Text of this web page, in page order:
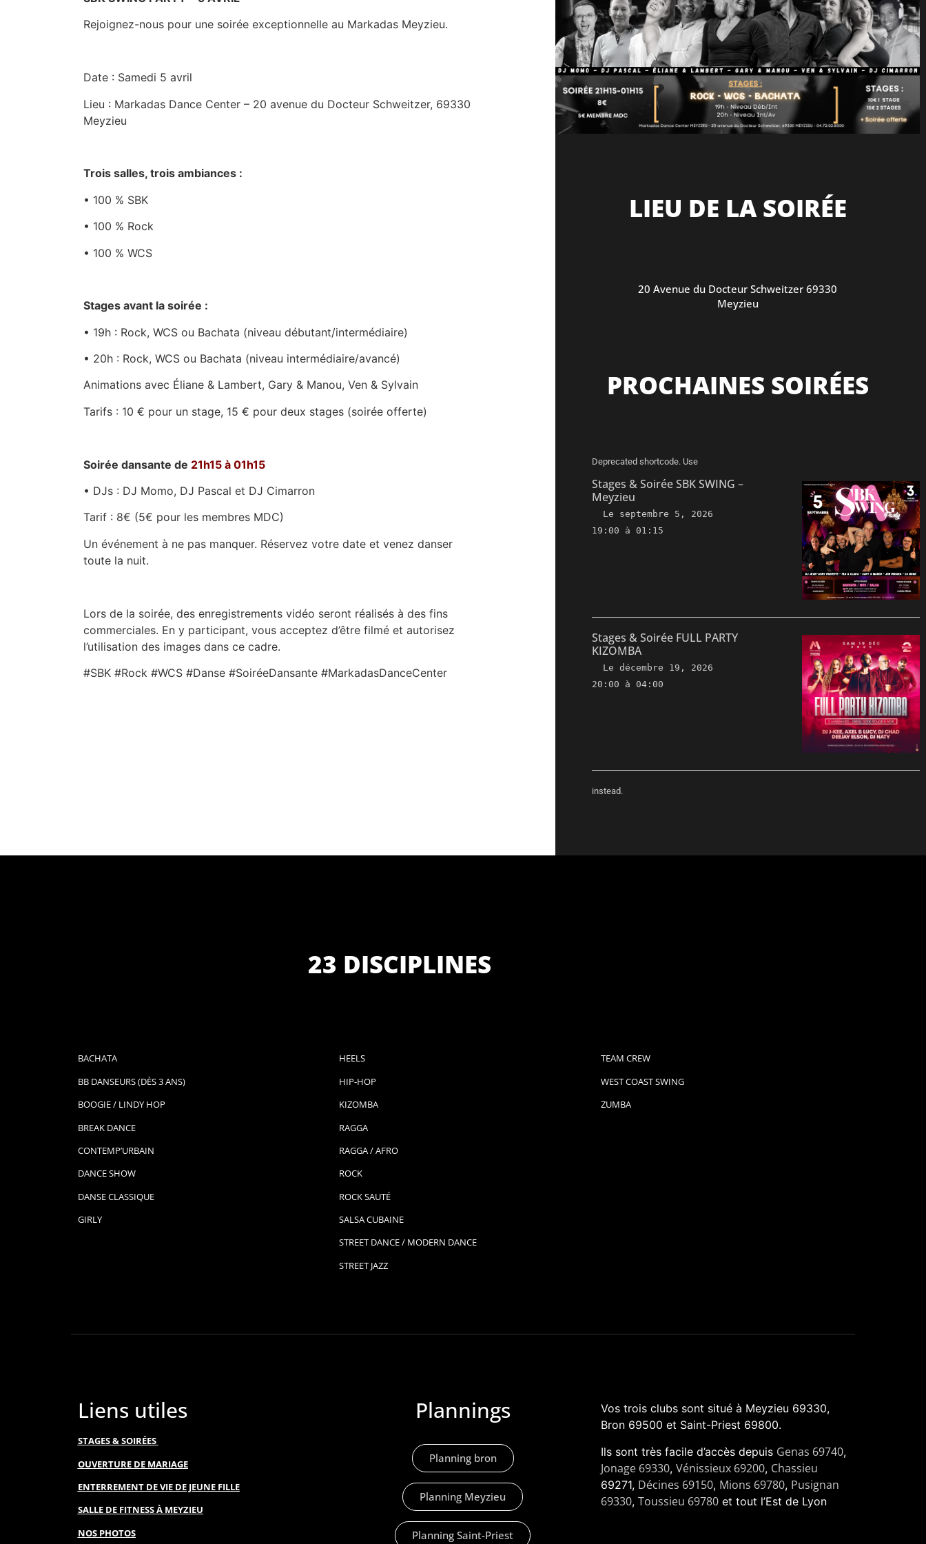
Rejoignez-nous pour une soirée exceptionnelle au Markadas Meyzieu.
Date : Samedi 5 avril
Lieu : Markadas Dance Center – 20 avenue du Docteur Schweitzer, 69330
Meyzieu
Trois salles, trois ambiances :
• 100 % SBK
• 100 % Rock
• 100 % WCS
Stages avant la soirée :
• 19h : Rock, WCS ou Bachata (niveau débutant/intermédiaire)
• 20h : Rock, WCS ou Bachata (niveau intermédiaire/avancé)
Animations avec Éliane & Lambert, Gary & Manou, Ven & Sylvain
Tarifs : 10 € pour un stage, 15 € pour deux stages (soirée offerte)
Soirée dansante de 21h15 à 01h15
• DJs : DJ Momo, DJ Pascal et DJ Cimarron
Tarif : 8€ (5€ pour les membres MDC)
Un événement à ne pas manquer. Réservez votre date et venez danser
toute la nuit.
Lors de la soirée, des enregistrements vidéo seront réalisés à des fins
commerciales. En y participant, vous acceptez d’être filmé et autorisez
l’utilisation des images dans ce cadre.
#SBK #Rock #WCS #Danse #SoiréeDansante #MarkadasDanceCenter
LIEU DE LA SOIRÉE
20 Avenue du Docteur Schweitzer 69330
Meyzieu
PROCHAINES SOIRÉES
Deprecated shortcode. Use
Stages & Soirée SBK SWING –
Meyzieu
Le septembre 5, 2026
19:00 à 01:15
Stages & Soirée FULL PARTY
KIZOMBA
Ledécembre 19, 2026
20:00 à 04:00
instead.
23 DISCIPLINES
BACHATA
BB DANSEURS (DÈS 3 ANS)
BOOGIE / LINDY HOP
BREAK DANCE
CONTEMP’URBAIN
DANCE SHOW
DANSE CLASSIQUE
GIRLY
HEELS
HIP-HOP
KIZOMBA
RAGGA
RAGGA / AFRO
ROCK
ROCK SAUTÉ
SALSA CUBAINE
STREET DANCE / MODERN DANCE
STREET JAZZ
TEAM CREW
WEST COAST SWING
ZUMBA
Liens utiles
STAGES & SOIRÉES
OUVERTURE DE MARIAGE
ENTERREMENT DE VIE DE JEUNE FILLE
SALLE DE FITNESS À MEYZIEU
NOS PHOTOS
Plannings
Planning bron
Planning Meyzieu
Planning Saint-Priest
Vos trois clubs sont situé à Meyzieu 69330,
Bron 69500 et Saint-Priest 69800.
Ils sont très facile d’accès depuis Genas 69740,
Jonage 69330, Vénissieux 69200, Chassieu
69271, Décines 69150, Mions 69780, Pusignan
69330, Toussieu 69780et tout l’Est de Lyon